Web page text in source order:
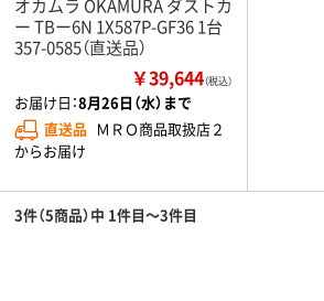
オカムラ OKAMURA ダストカ
ー TBー6N 1X587P-GF36 1台
357-0585（直送品）
￥39,644（税込）
お届け日：8月26日（水）まで
直送品 ＭＲＯ商品取扱店２
からお届け
3件（5商品）中 1件目～3件目